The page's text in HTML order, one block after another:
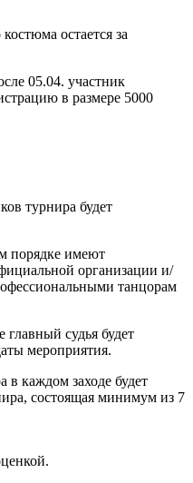
остается за
05.04. участник
в размере 5000
турнира будет
порядке имеют
организации и/
танцорам
главный судья будет
мероприятия.
в каждом заходе будет
состоящая минимум из 7